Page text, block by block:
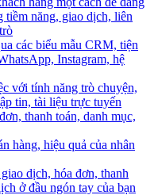
tiềm năng, giao dịch, liên
các biểu mẫu CRM, tiện
Instagram, hệ
với tính năng trò chuyện,
tin, tài liệu trực tuyến
thanh toán, danh mục,
hàng, hiệu quả của nhân
dịch, hóa đơn, thanh
ở đầu ngón tay của bạn